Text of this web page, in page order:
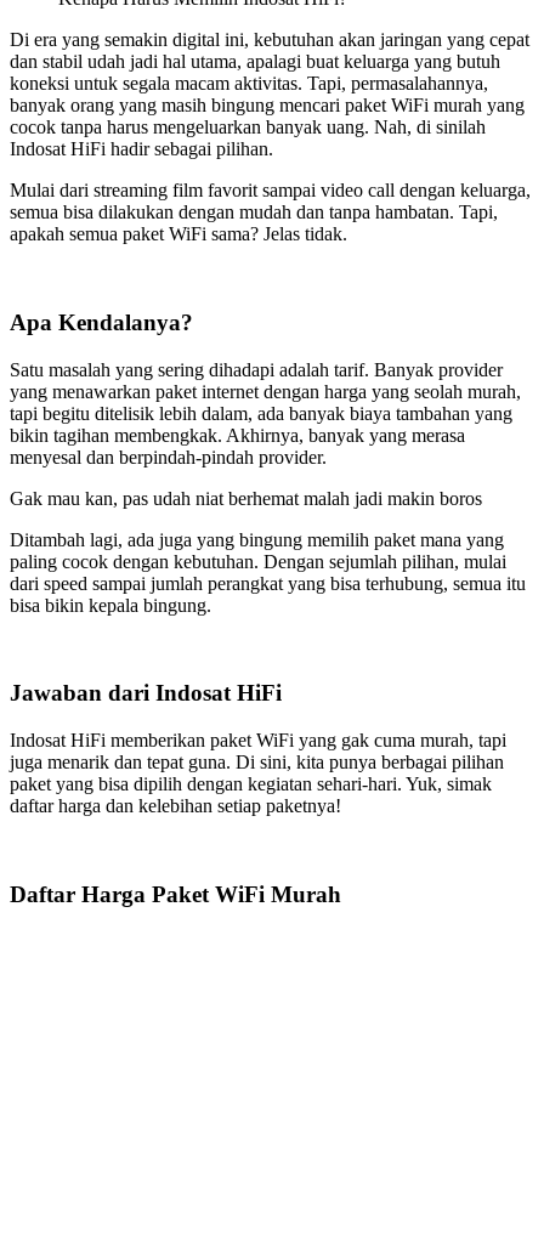
Di era yang semakin digital ini, kebutuhan akan jaringan yang cepat
dan stabil udah jadi hal utama, apalagi buat keluarga yang butuh
koneksi untuk segala macam aktivitas. Tapi, permasalahannya,
banyak orang yang masih bingung mencari paket WiFi murah yang
cocok tanpa harus mengeluarkan banyak uang. Nah, di sinilah
Indosat HiFi hadir sebagai pilihan.
Mulai dari streaming film favorit sampai video call dengan keluarga,
semua bisa dilakukan dengan mudah dan tanpa hambatan. Tapi,
apakah semua paket WiFi sama? Jelas tidak.
Apa Kendalanya?
Satu masalah yang sering dihadapi adalah tarif. Banyak provider
yang menawarkan paket internet dengan harga yang seolah murah,
tapi begitu ditelisik lebih dalam, ada banyak biaya tambahan yang
bikin tagihan membengkak. Akhirnya, banyak yang merasa
menyesal dan berpindah-pindah provider.
Gak mau kan, pas udah niat berhemat malah jadi makin boros
Ditambah lagi, ada juga yang bingung memilih paket mana yang
paling cocok dengan kebutuhan. Dengan sejumlah pilihan, mulai
dari speed sampai jumlah perangkat yang bisa terhubung, semua itu
bisa bikin kepala bingung.
Jawaban dari Indosat HiFi
Indosat HiFi memberikan paket WiFi yang gak cuma murah, tapi
juga menarik dan tepat guna. Di sini, kita punya berbagai pilihan
paket yang bisa dipilih dengan kegiatan sehari-hari. Yuk, simak
daftar harga dan kelebihan setiap paketnya!
Daftar Harga Paket WiFi Murah